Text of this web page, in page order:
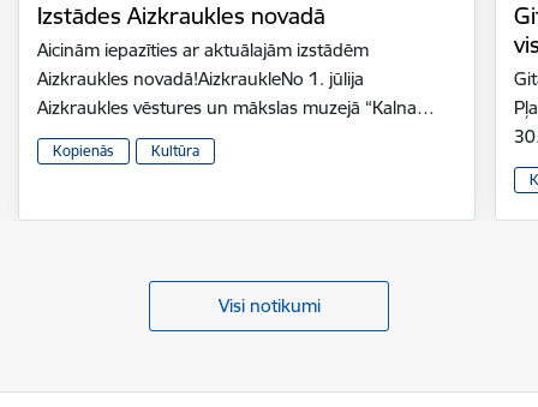
Izstādes Aizkraukles novadā
Aicinām iepazīties ar aktuālajām izstādēm
Aizkraukles novadā!AizkraukleNo 1. jūlija
Aizkraukles vēstures un mākslas muzejā “Kalna…
Kopienās Kultūra
Visi notikumi